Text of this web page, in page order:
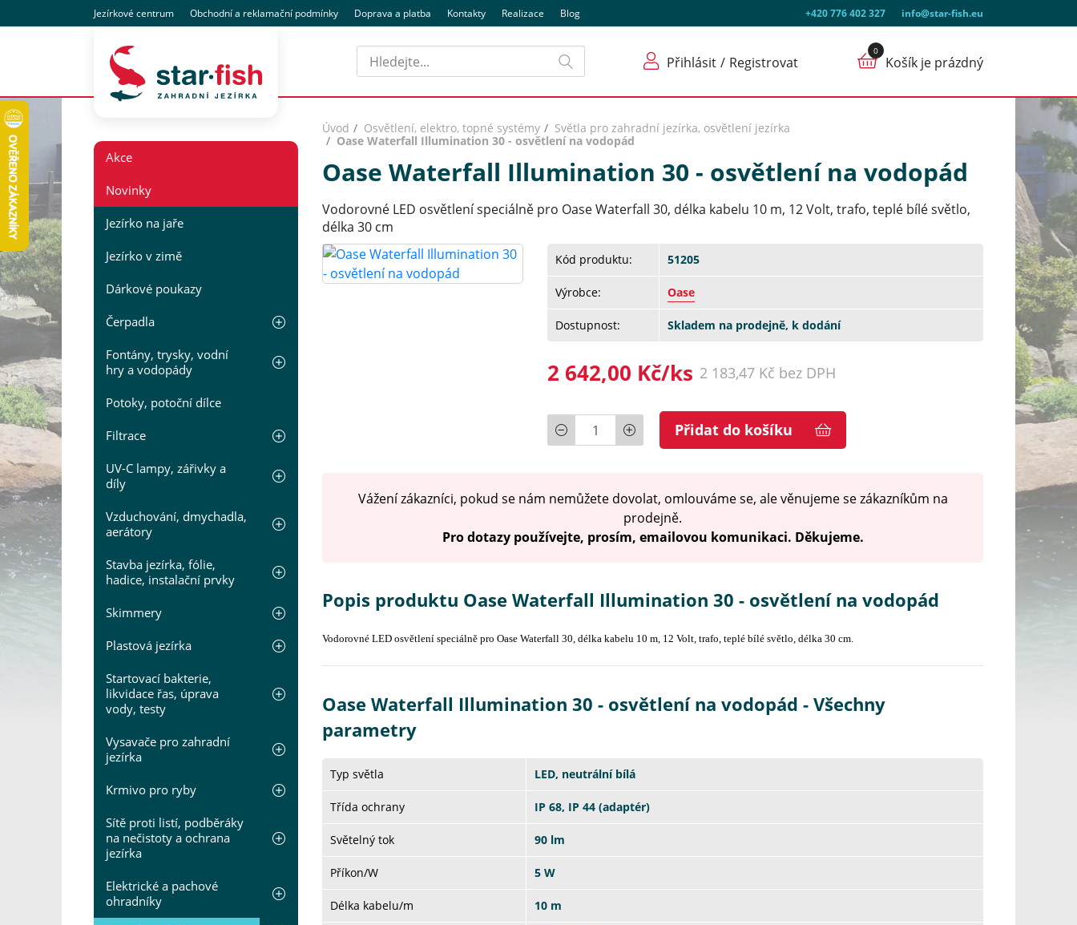
+420 776 402 327 info@star-fish.eu
Jezírkové centrum Obchodnía reklamační podmínky Doprava a platba Kontakty Realizace Blog
Hledat
Přihlásit Registrovat Košík je prázdný
Akce
Novinky
Jezírko na jaře
Jezírko v zimě
Dárkové poukazy
Čerpadla
Fontány, trysky, vodní
hry a vodopády
Potoky, potoční dílce
Filtrace
UV-C lampy, zářivky a
díly
Vzduchování, dmychadla,
aerátory
Stavba jezírka, fólie,
hadice, instalační prvky
Skimmery
Plastová jezírka
Startovací bakterie,
likvidace řas, úprava
vody, testy
Vysavače pro zahradní
jezírka
Krmivo pro ryby
Sítě proti listí, podběráky
na nečistoty a ochrana
jezírka
Elektrické a pachové
ohradníky
Úvod Osvětlení, elektro, topné systémy
Světla pro zahradní jezírka, osvětlení jezírka
Oase Waterfall Illumination 30 - osvětlení na vodopád
Oase Waterfall Illumination 30 - osvětlení na vodopád
Vodorovné LED osvětlení speciálně pro Oase Waterfall 30, délka kabelu 10 m, 12 Volt, trafo, teplé bílé světlo,
délka 30 cm
Kód produktu: 51205
Výrobce: Oase
Dostupnost: Skladem na prodejně, k dodání
2 642,00 Kč/ks 2 183,47 Kč bez DPH
Počet Přidat do košíku
Vážení zákazníci, pokud se nám nemůžete dovolat, omlouváme se, ale věnujeme se zákazníkům na
prodejně.
Pro dotazy používejte, prosím, emailovou komunikaci. Děkujeme.
Popis produktu Oase Waterfall Illumination 30 - osvětlení na vodopád
Vodorovné LED osvětlení speciálně pro Oase Waterfall 30, délka kabelu 10 m, 12 Volt, trafo, teplé bílé světlo, délka 30 cm.
Oase Waterfall Illumination 30 - osvětlení na vodopád - Všechny
parametry
Typ světla LED, neutrální bílá
Třída ochrany IP 68, IP 44 (adaptér)
Světelný tok 90 lm
Příkon/W 5 W
Délka kabelu/m 10 m